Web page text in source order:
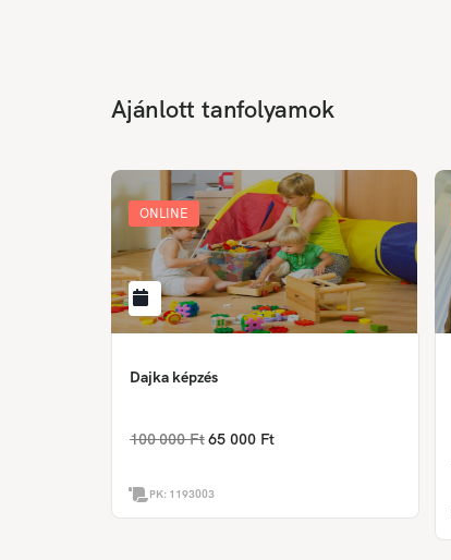
Ajánlott tanfolyamok
ONLINE
Dajka képzés
100 000 Ft 65 000 Ft
PK: 1193003